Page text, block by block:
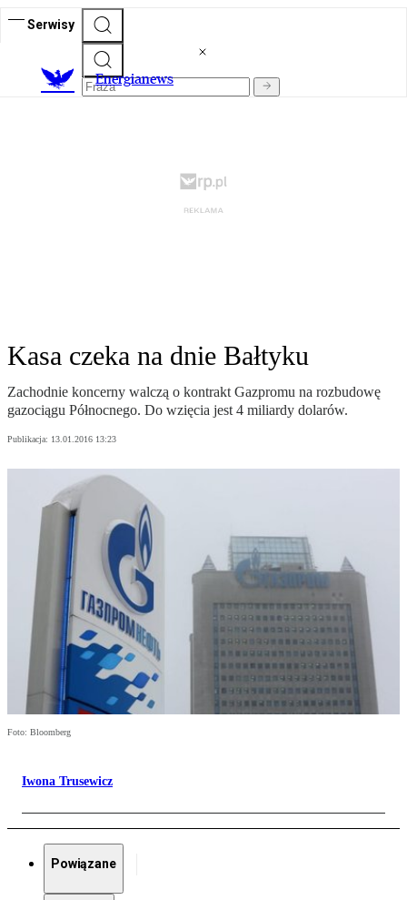
Serwisy
Energianews
Kasa czeka na dnie Bałtyku
Zachodnie koncerny walczą o kontrakt Gazpromu na rozbudowę
gazociągu Północnego. Do wzięcia jest 4 miliardy dolarów.
Publikacja: 13.01.2016 13:23
Foto: Bloomberg
Iwona Trusewicz
Powiązane